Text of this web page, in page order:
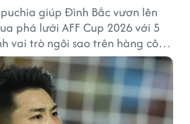
giúp Đình Bắc vươn lên
phá lưới AFF Cup 2026 với 5
vai trò ngôi sao trên hàng công